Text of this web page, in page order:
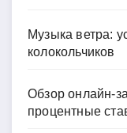
Музыка ветра:
колокольчиков
Обзор онлайн-
процентные